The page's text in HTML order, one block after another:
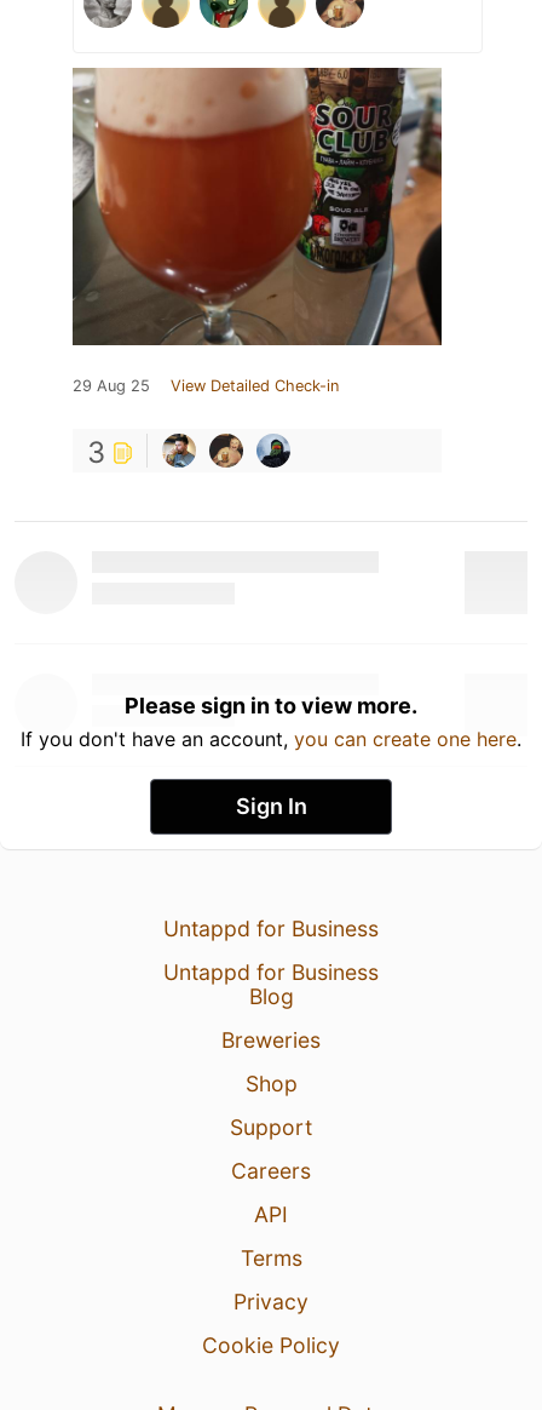
29 Aug 25 View Detailed Check-in
3
Please sign in to view more.
If you don't have an account, you can create one here.
Sign In
Untappd for Business
Untappd for Business
Blog
Breweries
Shop
Support
Careers
API
Terms
Privacy
Cookie Policy